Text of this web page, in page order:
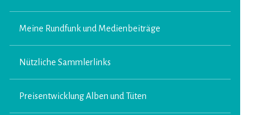
Meine Rundfunk und Medienbeiträge
Nützliche Sammlerlinks
Preisentwicklung Alben und Tüten